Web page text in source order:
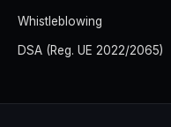
Whistleblowing
DSA (Reg. UE 2022/2065)